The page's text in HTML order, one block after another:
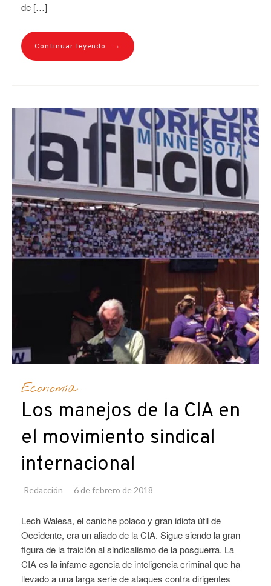
de […]
Continuar leyendo →
Economía
Los manejos de la CIA en
el movimiento sindical
internacional
Redacción 6 de febrero de 2018
Lech Walesa, el caniche polaco y gran idiota útil de
Occidente, era un aliado de la CIA. Sigue siendo la gran
figura de la traición al sindicalismo de la posguerra. La
CIA es la infame agencia de inteligencia criminal que ha
llevado a una larga serie de ataques contra dirigentes